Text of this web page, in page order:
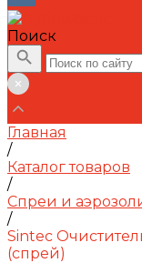
Поиск
Главная
/
Каталог товаров
/
Спреи и
/
Sintec
(спрей)